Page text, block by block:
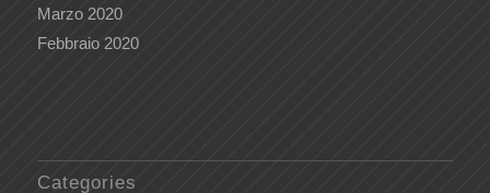
Marzo 2020
Febbraio 2020
Categories